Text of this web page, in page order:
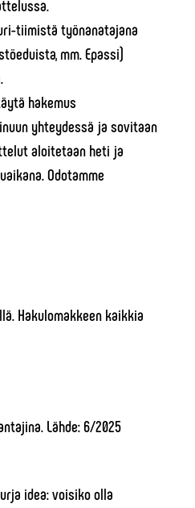
tiimistä työnanatajana
mm. Epassi)
hakemus
yhteydessä ja sovitaan
aloitetaan heti ja
Odotamme
Hakulomakkeen kaikkia
Lähde: 6/2025
idea: voisiko olla